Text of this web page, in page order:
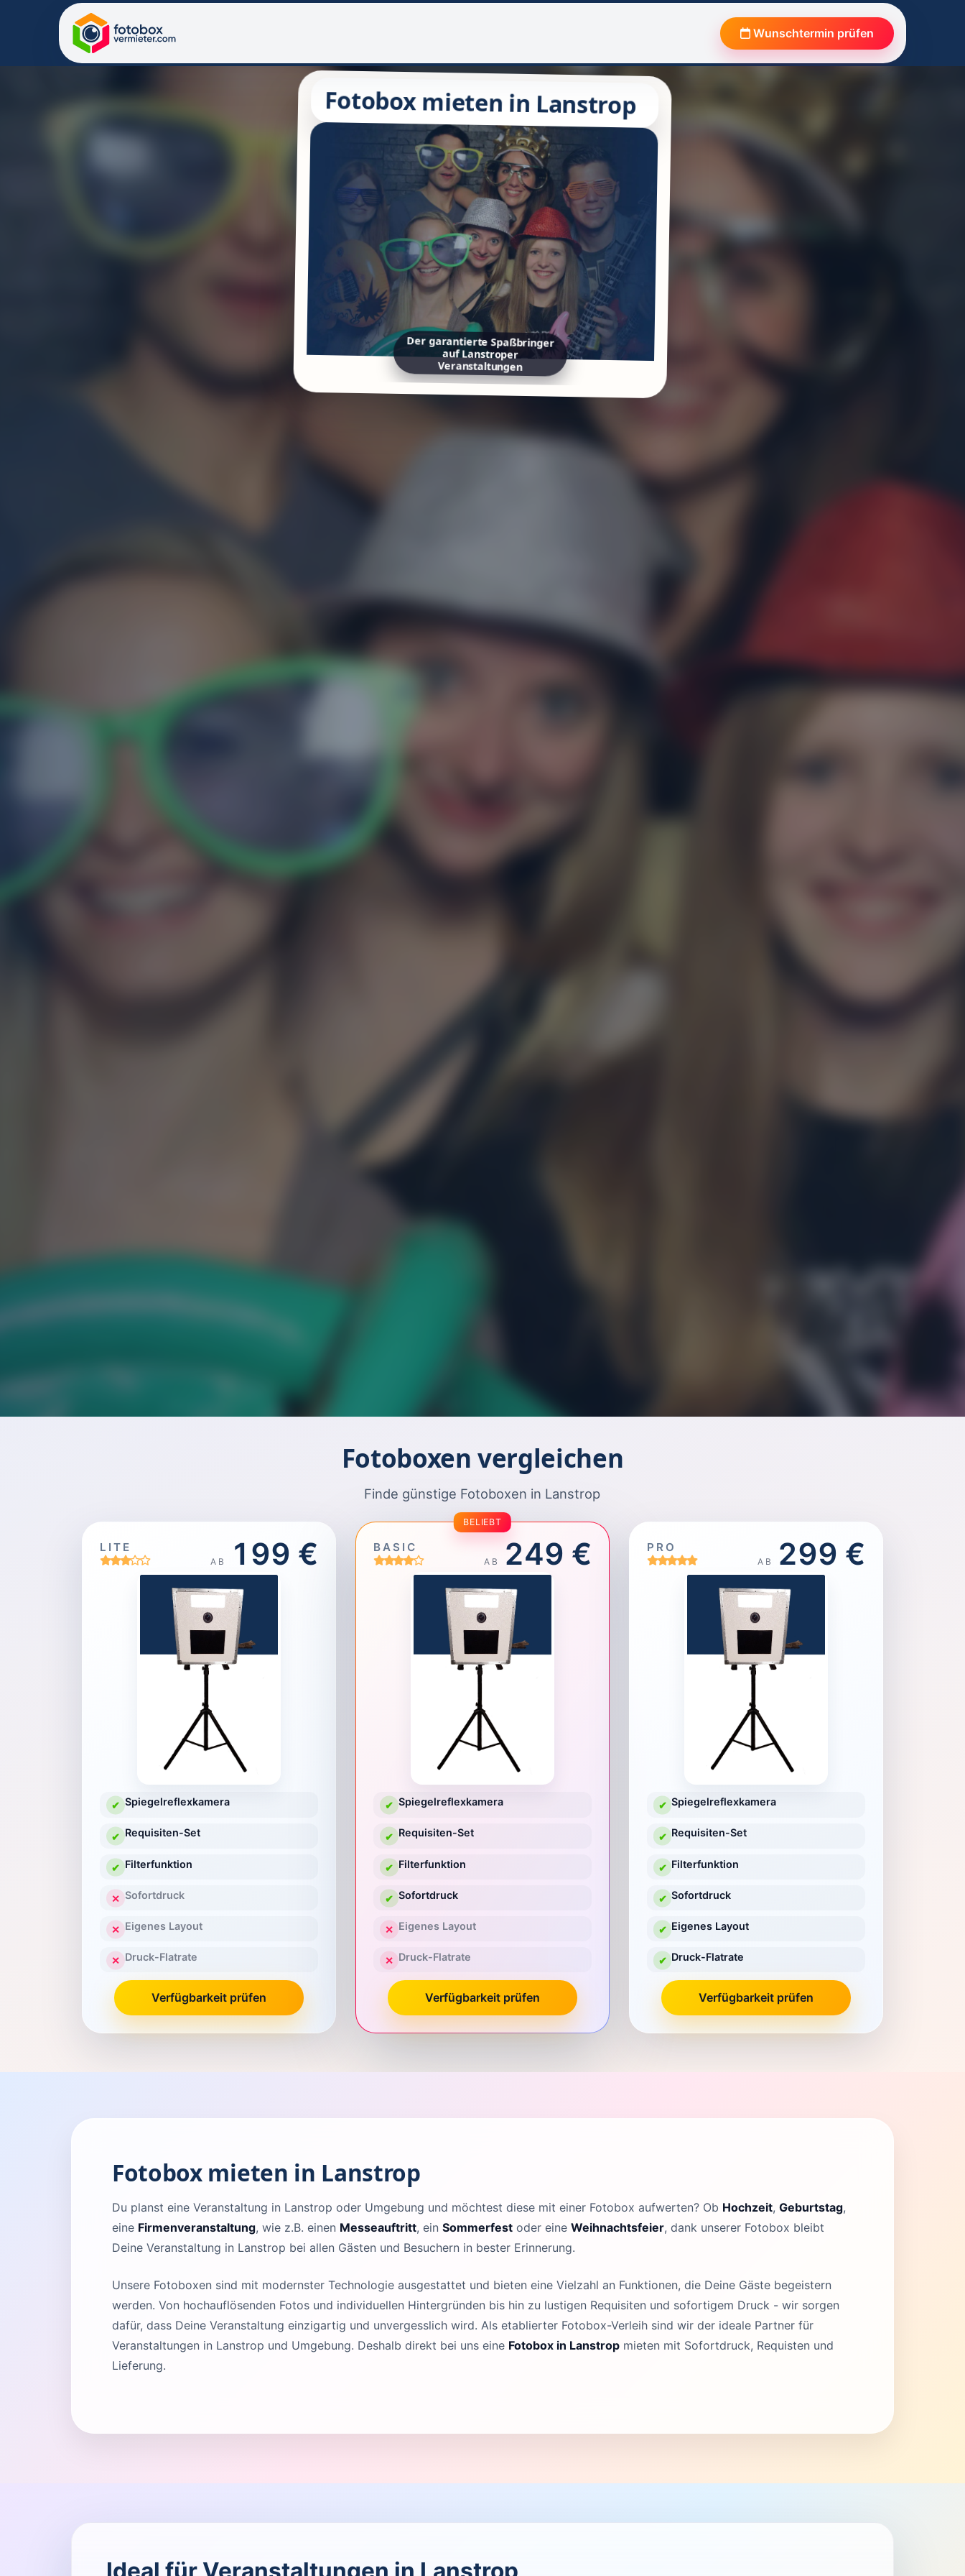
Wunschtermin prüfen
Fotobox mieten in Lanstrop
Der garantierte Spaßbringer
auf Lanstroper
Veranstaltungen
Fotoboxen vergleichen
Finde günstige Fotoboxen in Lanstrop
LITE
AB 199 €
✔ Spiegelreflexkamera
✔ Requisiten-Set
✔ Filterfunktion
✕ Sofortdruck
✕ Eigenes Layout
✕ Druck-Flatrate
Verfügbarkeit prüfen
BELIEBT
BASIC
AB 249 €
✔ Spiegelreflexkamera
✔ Requisiten-Set
✔ Filterfunktion
✔ Sofortdruck
✕ Eigenes Layout
✕ Druck-Flatrate
Verfügbarkeit prüfen
PRO
AB 299 €
✔ Spiegelreflexkamera
✔ Requisiten-Set
✔ Filterfunktion
✔ Sofortdruck
✔ Eigenes Layout
✔ Druck-Flatrate
Verfügbarkeit prüfen
Fotobox mieten in Lanstrop
Du planst eine Veranstaltung in Lanstrop oder Umgebung und möchtest diese mit einer Fotobox aufwerten? Ob Hochzeit, Geburtstag,
eine Firmenveranstaltung, wie z.B. einen Messeauftritt, ein Sommerfest oder eine Weihnachtsfeier, dank unserer Fotobox bleibt
Deine Veranstaltung in Lanstrop bei allen Gästen und Besuchern in bester Erinnerung.
Unsere Fotoboxen sind mit modernster Technologie ausgestattet und bieten eine Vielzahl an Funktionen, die Deine Gäste begeistern
werden. Von hochauflösenden Fotos und individuellen Hintergründen bis hin zu lustigen Requisiten und sofortigem Druck - wir sorgen
dafür, dass Deine Veranstaltung einzigartig und unvergesslich wird. Als etablierter Fotobox-Verleih sind wir der ideale Partner für
Veranstaltungen in Lanstrop und Umgebung. Deshalb direkt bei uns eine Fotobox in Lanstrop mieten mit Sofortdruck, Requisten und
Lieferung.